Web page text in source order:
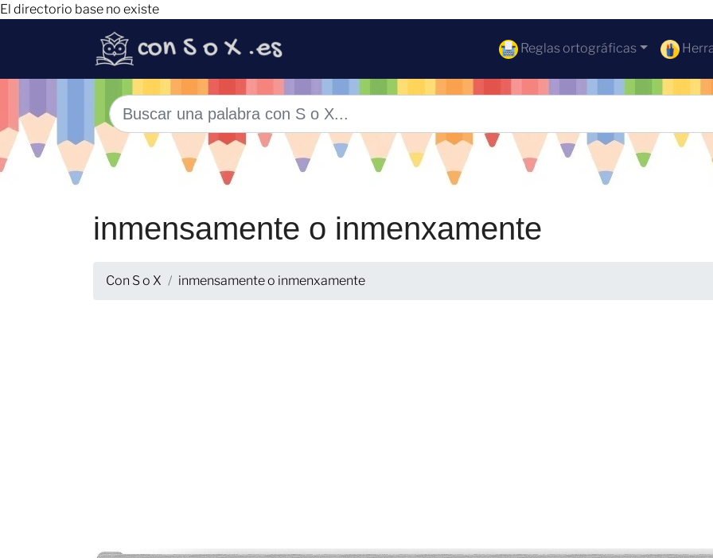
El directorio base no existe
Reglas ortográficas
inmensamente o inmenxamente
Con S o X inmensamente o inmenxamente